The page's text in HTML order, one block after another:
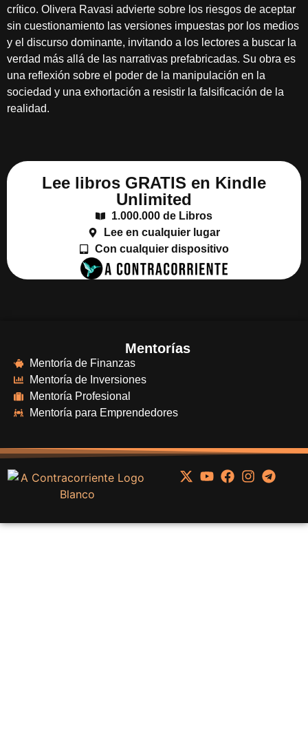
crítico. Olivera Ravasi advierte sobre los riesgos de aceptar
sin cuestionamiento las versiones impuestas por los medios
y el discurso dominante, invitando a los lectores a buscar la
verdad más allá de las narrativas prefabricadas. Su obra es
una reflexión sobre el poder de la manipulación en la
sociedad y una exhortación a resistir la falsificación de la
realidad.
Lee libros GRATIS en Kindle
Unlimited
1.000.000 de Libros
Lee en cualquier lugar
Con cualquier dispositivo
Mentorías
Mentoría de Finanzas
Mentoría de Inversiones
Mentoría Profesional
Mentoría para Emprendedores